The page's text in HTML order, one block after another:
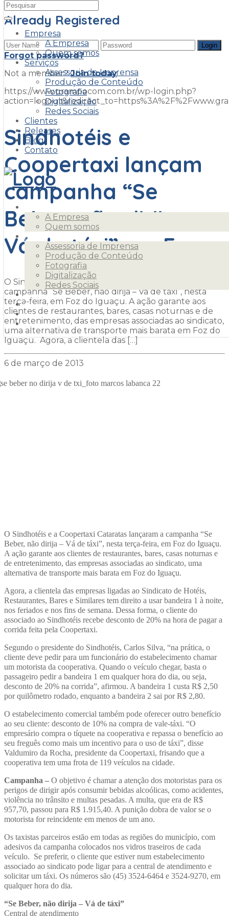
Empresa
A Empresa
Quem somos
Serviços
Assessoria de Imprensa
Produção de Conteúdo
Fotografia
Digitalização
Redes Sociais
Clientes
Releases
Blog
Contato
A Empresa
Quem somos
Serviços
Assessoria de Imprensa
Produção de Conteúdo
Fotografia
Digitalização
Redes Sociais
Clientes
Releases
Blog
Contato
Already Registered
Forgot password?
Not a member?Join today
https://www.grampocom.com.br/wp-login.php?
Sindhotéis e
Coopertaxi lançam
campanha “Se
Beber, não dirija –
Vá de táxi” em Foz
O Sindhotéis e a Coopertaxi Cataratas lançaram a
campanha “Se Beber, não dirija – Vá de táxi”, nesta
terça-feira, em Foz do Iguaçu. A ação garante aos
clientes de restaurantes, bares, casas noturnas e de
entretenimento, das empresas associadas ao sindicato,
uma alternativa de transporte mais barata em Foz do
Iguaçu. Agora, a clientela das […]
6 de março de 2013
O Sindhotéis e a Coopertaxi Cataratas lançaram a campanha “Se
Beber, não dirija – Vá de táxi”, nesta terça-feira, em Foz do Iguaçu.
A ação garante aos clientes de restaurantes, bares, casas noturnas e
de entretenimento, das empresas associadas ao sindicato, uma
alternativa de transporte mais barata em Foz do Iguaçu.
Agora, a clientela das empresas ligadas ao Sindicato de Hotéis,
Restaurantes, Bares e Similares tem direito a usar bandeira 1 à noite,
nos feriados e nos fins de semana. Dessa forma, o cliente do
associado ao Sindhotéis recebe desconto de 20% na hora de pagar a
corrida feita pela Coopertaxi.
Segundo o presidente do Sindhotéis, Carlos Silva, “na prática, o
cliente deve pedir para um funcionário do estabelecimento chamar
um motorista da cooperativa. Quando o veículo chegar, basta o
passageiro pedir a bandeira 1 em qualquer hora do dia, ou seja,
desconto de 20% na corrida”, afirmou. A bandeira 1 custa R$ 2,50
por quilômetro rodado, enquanto a bandeira 2 sai por R$ 2,80.
O estabelecimento comercial também pode oferecer outro benefício
ao seu cliente: desconto de 10% na compra de vale-táxi. “O
empresário compra o tíquete na cooperativa e repassa o benefício ao
seu freguês como mais um incentivo para o uso de táxi”, disse
Valdumiro da Rocha, presidente da Coopertaxi, frisando que a
cooperativa tem uma frota de 119 veículos na cidade.
Campanha – O objetivo é chamar a atenção dos motoristas para os
perigos de dirigir após consumir bebidas alcoólicas, como acidentes,
violência no trânsito e multas pesadas. A multa, que era de R$
957,70, passou para R$ 1.915,40. A punição dobra de valor se o
motorista for reincidente em menos de um ano.
Os taxistas parceiros estão em todas as regiões do município, com
adesivos da campanha colocados nos vidros traseiros de cada
veículo. Se preferir, o cliente que estiver num estabelecimento
associado ao sindicato pode ligar para a central de atendimento e
solicitar um táxi. Os números são (45) 3524-6464 e 3524-9270, em
qualquer hora do dia.
“Se Beber, não dirija – Vá de táxi”
Central de atendimento